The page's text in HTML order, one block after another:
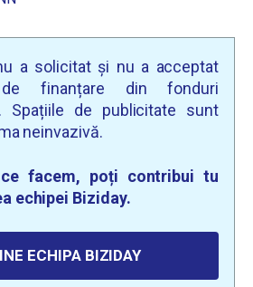
a solicitat și nu a acceptat
finanțare din fonduri
Spațiile de publicitate sunt
neinvazivă.
facem, poți contribui tu
echipei Biziday.
ECHIPA BIZIDAY